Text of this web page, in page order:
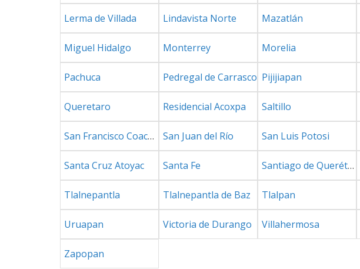
Lerma de Villada Lindavista Norte Mazatlán
Miguel Hidalgo Monterrey Morelia
Pachuca Pedregal de Carrasco Pijijiapan
Queretaro Residencial Acoxpa Saltillo
San Francisco Coacalco San Juan del Río San Luis Potosi
Santa Cruz Atoyac Santa Fe Santiago de Querétaro
Tlalnepantla Tlalnepantla de Baz Tlalpan
Uruapan Victoria de Durango Villahermosa
Zapopan